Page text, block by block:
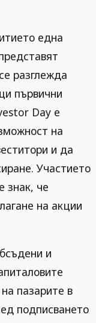
една
разглежда
първични
Day е
на
и да
Участието
знак, че
на акции
и
пазарите в
подписването